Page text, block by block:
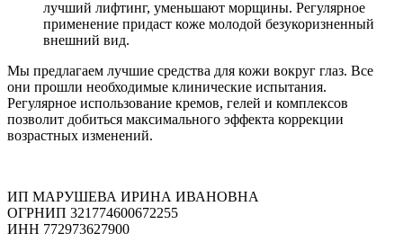
лучший лифтинг, уменьшают морщины. Регулярное
применение придаст коже молодой безукоризненный
внешний вид.
Мы предлагаем лучшие средства для кожи вокруг глаз. Все
они прошли необходимые клинические испытания.
Регулярное использование кремов, гелей и комплексов
позволит добиться максимального эффекта коррекции
возрастных изменений.
ИП МАРУШЕВА ИРИНА ИВАНОВНА
ОГРНИП 321774600672255
ИНН 772973627900